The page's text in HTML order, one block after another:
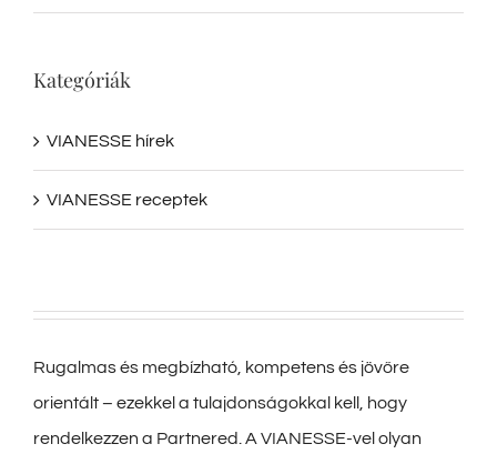
Kategóriák
VIANESSE hírek
VIANESSE receptek
Rugalmas és megbízható, kompetens és jövőre
orientált – ezekkel a tulajdonságokkal kell, hogy
rendelkezzen a Partnered. A VIANESSE-vel olyan